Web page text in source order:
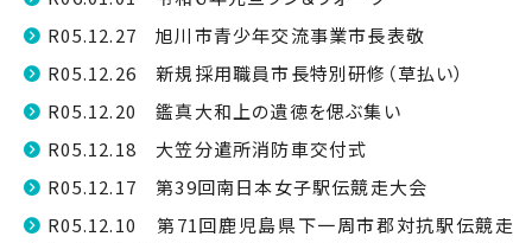
R05.12.27 旭川市青少年交流事業市長表敬
R05.12.26 新規採用職員市長特別研修（草払い）
R05.12.20 鑑真大和上の遺徳を偲ぶ集い
R05.12.18 大笠分遣所消防車交付式
R05.12.17 第39回南日本女子駅伝競走大会
R05.12.10 第71回鹿児島県下一周市郡対抗駅伝競走